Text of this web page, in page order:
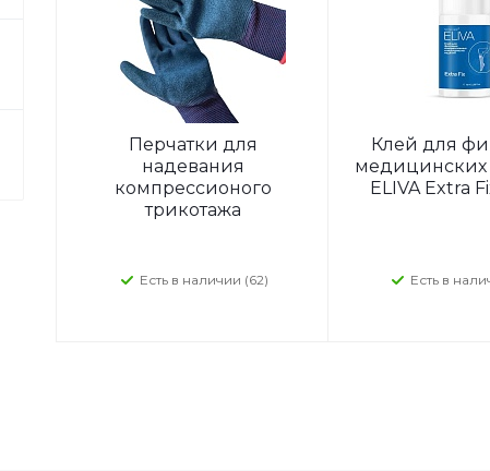
Перчатки для
надевания
компрессионого
трикотажа
Есть в наличии (62)
Клей для
медицинских
ELIVA Extra
Есть в